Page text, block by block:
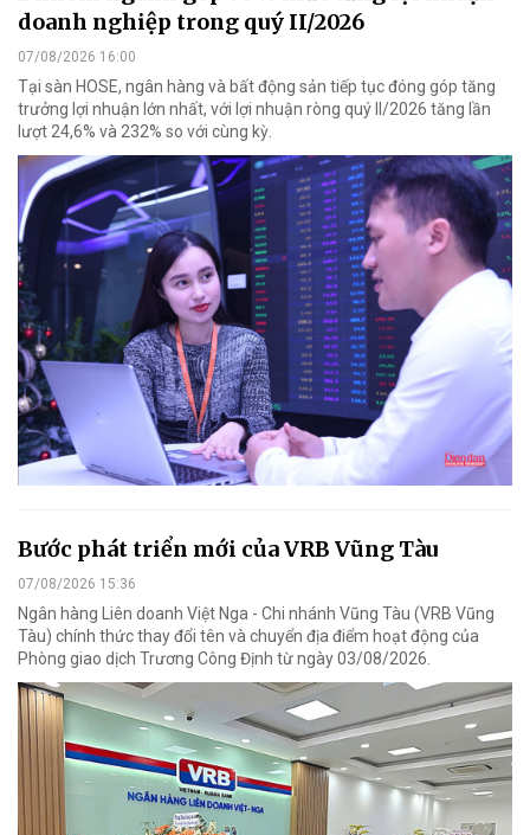
doanh nghiệp trong quý II/2026
07/08/2026 16:00
Tại sàn HOSE, ngân hàng và bất động sản tiếp tục đóng góp tăng
trưởng lợi nhuận lớn nhất, với lợi nhuận ròng quý II/2026 tăng lần
lượt 24,6% và 232% so với cùng kỳ.
Bước phát triển mới của VRB Vũng Tàu
07/08/2026 15:36
Ngân hàng Liên doanh Việt Nga - Chi nhánh Vũng Tàu (VRB Vũng
Tàu) chính thức thay đổi tên và chuyển địa điểm hoạt động của
Phòng giao dịch Trương Công Định từ ngày 03/08/2026.